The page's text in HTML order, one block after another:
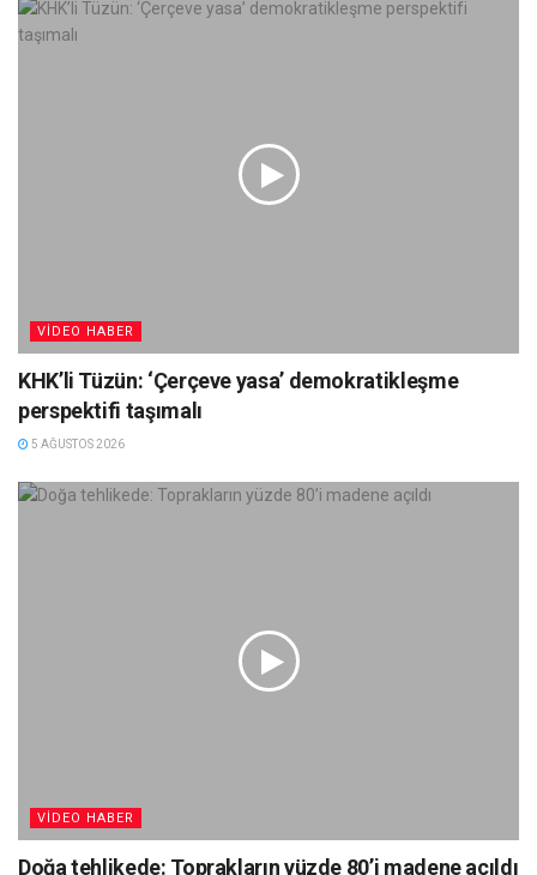
VIDEO HABER
KHK’li Tüzün: ‘Çerçeve yasa’ demokratikleşme
perspektifi taşımalı
5 AĞUSTOS 2026
VIDEO HABER
Doğa tehlikede: Toprakların yüzde 80’i madene açıldı